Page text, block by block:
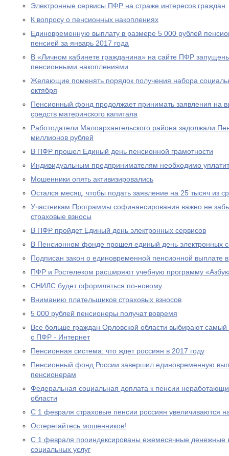
Электронные сервисы ПФР на страже интересов граждан
К вопросу о пенсионных накоплениях
Единовременную выплату в размере 5 000 рублей
пенсией за январь 2017 года
В «Личном кабинете гражданина» на сайте ПФР
пенсионными накоплениями
Желающие поменять порядок получения набора
октября
Пенсионный фонд продолжает принимать заявления на
средств материнского капитала
Работодатели Малоархангельского района задолжали
миллионов рублей
В ПФР прошел Единый день пенсионной грамотности
Индивидуальным предпринимателям необходимо
Мошенники опять активизировались
Остался месяц, чтобы подать заявление на 25 тысяч из
Участникам Программы софинансирования важно не
страховые взносы
В ПФР пройдет Единый день электронных сервисов
В Пенсионном фонде прошел единый день электронных
Подписан закон о единовременной пенсионной выплате
ПФР и Ростелеком расширяют учебную программу
СНИЛС будет оформляться по-новому
Вниманию плательщиков страховых взносов
5 000 рублей пенсионеры получат вовремя
Все больше граждан Орловской области выбирают
с ПФР - Интернет
Пенсионная система: что ждет россиян в 2017 году
Пенсионный фонд России завершил единовременную
пенсионерам
Федеральная социальная доплата к пенсии
области
С 1 февраля страховые пенсии россиян увеличиваются
Остерегайтесь мошенников!
С 1 февраля проиндексированы ежемесячные денежные
социальных услуг